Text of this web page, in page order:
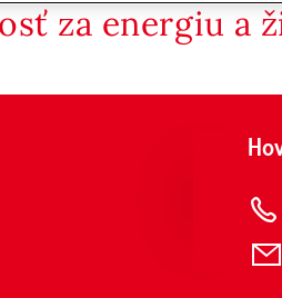
za energiu a